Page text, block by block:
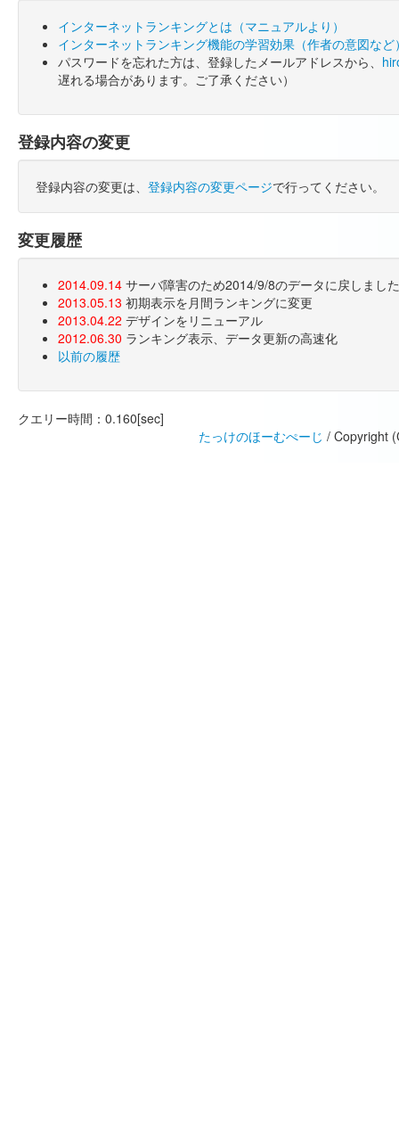
インターネットランキングとは（マニュアルより）
インターネットランキング機能の学習効果（作者の意図など
パスワードを忘れた方は、登録したメールアドレスから、
遅れる場合があります。ご了承ください）
登録内容の変更
登録内容の変更は、 登録内容の変更ページで行ってください。
変更履歴
2014.09.14 サーバ障害のため2014/9/8のデータに戻しまし
2013.05.13 初期表示を月間ランキングに変更
2013.04.22 デザインをリニューアル
2012.06.30 ランキング表示、データ更新の高速化
以前の履歴
クエリー時間：0.160[sec]
たっけのほーむぺーじ / Copyright